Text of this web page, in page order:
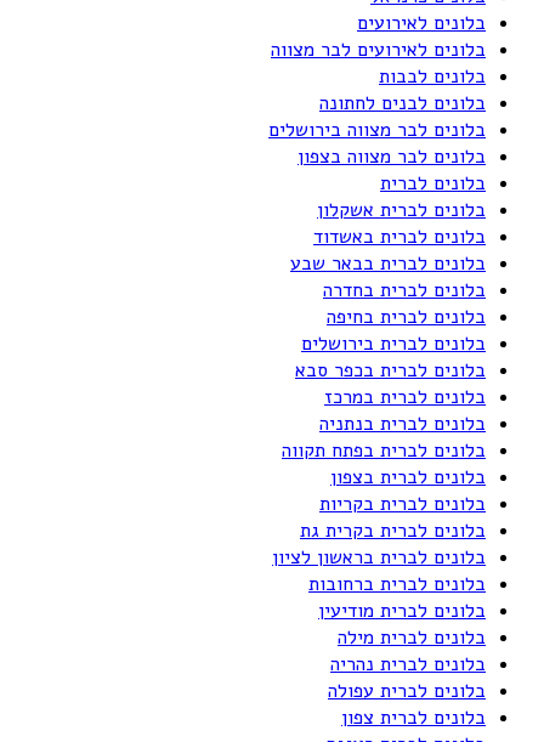
בלונים לאירועים
בלונים לאירועים לבר מצווה
בלונים לבבות
בלונים לבנים לחתונה
בלונים לבר מצווה בירושלים
בלונים לבר מצווה בצפון
בלונים לברית
בלונים לברית אשקלון
בלונים לברית באשדוד
בלונים לברית בבאר שבע
בלונים לברית בחדרה
בלונים לברית בחיפה
בלונים לברית בירושלים
בלונים לברית בכפר סבא
בלונים לברית במרכז
בלונים לברית בנתניה
בלונים לברית בפתח תקווה
בלונים לברית בצפון
בלונים לברית בקריות
בלונים לברית בקרית גת
בלונים לברית בראשון לציון
בלונים לברית ברחובות
בלונים לברית מודיעין
בלונים לברית מילה
בלונים לברית נהריה
בלונים לברית עפולה
בלונים לברית צפון